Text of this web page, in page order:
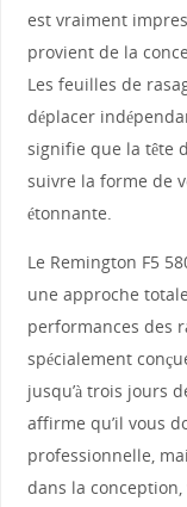
est vraiment
provient de la
Les feuilles de
déplacer
signifie que la tête
suivre la forme de
étonnante.
Le Remington F5
une approche
performances des
spécialement
jusqu’à trois jours
affirme qu’il vous
professionnelle,
dans la